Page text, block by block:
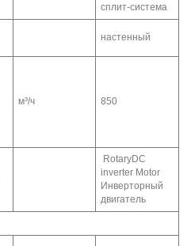
сплит-система
настенный
м³/ч 850
RotaryDC
inverter Motor
Инверторный
двигатель